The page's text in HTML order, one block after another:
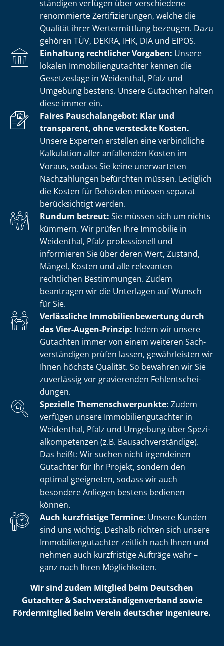
stän­di­gen verfügen über verschiedene
renommierte Zer­ti­fi­zie­run­gen, welche die
Qualität ihrer Wertermittlung bezeugen. Dazu
gehören TÜV, DEKRA, IHK, DIA und EIPOS.
Einhaltung rechtlicher Vorgaben: Unsere
lokalen Im­mo­bi­li­en­gut­ach­ter kennen die
Gesetzeslage in Weidenthal, Pfalz und
Umgebung bestens. Unsere Gutachten halten
diese immer ein.
Faires Pauschalangebot: Klar und
transparent, ohne versteckte Kosten.
Unsere Experten erstellen eine verbindliche
Kalkulation aller anfallenden Kosten im
Voraus, sodass Sie keine unerwarteten
Nachzahlungen befürchten müssen. Lediglich
die Kosten für Behörden müssen separat
berücksichtigt werden.
Rundum betreut: Sie müssen sich um nichts
kümmern. Wir prüfen Ihre Immobilie in
Weidenthal, Pfalz professionell und
informieren Sie über deren Wert, Zustand,
Mängel, Kosten und alle relevanten
rechtlichen Bestimmungen. Zudem
beantragen wir die Unterlagen auf Wunsch
für Sie.
Verlässliche Im­mo­bi­li­en­be­wer­tung durch
das Vier-Augen-Prinzip: Indem wir unsere
Gutachten immer von einem weiteren Sach­
ver­stän­di­gen prüfen lassen, gewährleisten wir
Ihnen höchste Qualität. So bewahren wir Sie
zuverlässig vor gravierenden Fehl­ent­schei­
dun­gen.
Spezielle The­men­schwer­punk­te: Zudem
verfügen unsere Im­mo­bi­li­en­gut­ach­ter in
Weidenthal, Pfalz und Umgebung über Spe­zi­
al­kom­pe­ten­zen (z.B. Bau­sach­ver­stän­di­ge).
Das heißt: Wir suchen nicht irgendeinen
Gutachter für Ihr Projekt, sondern den
optimal geeigneten, sodass wir auch
besondere Anliegen bestens bedienen
können.
Auch kurzfristige Termine: Unsere Kunden
sind uns wichtig. Deshalb richten sich unsere
Im­mo­bi­li­en­gut­ach­ter zeitlich nach Ihnen und
nehmen auch kurzfristige Aufträge wahr –
ganz nach Ihren Möglichkeiten.
Wir sind zudem Mitglied beim Deutschen
Gutachter & Sach­ver­stän­di­gen­ver­band sowie
Fördermitglied beim Verein deutscher Ingenieure.